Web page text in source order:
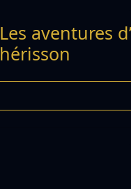
Les aventures
hérisson